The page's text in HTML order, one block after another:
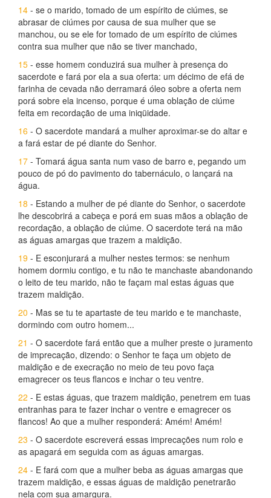
14 - se o marido, tomado de um espírito de ciúmes, se
abrasar de ciúmes por causa de sua mulher que se
manchou, ou se ele for tomado de um espírito de ciúmes
contra sua mulher que não se tiver manchado,
15 - esse homem conduzirá sua mulher à presença do
sacerdote e fará por ela a sua oferta: um décimo de efá de
farinha de cevada não derramará óleo sobre a oferta nem
porá sobre ela incenso, porque é uma oblação de ciúme
feita em recordação de uma iniqüidade.
16 - O sacerdote mandará a mulher aproximar-se do altar e
a fará estar de pé diante do Senhor.
17 - Tomará água santa num vaso de barro e, pegando um
pouco de pó do pavimento do tabernáculo, o lançará na
água.
18 - Estando a mulher de pé diante do Senhor, o sacerdote
lhe descobrirá a cabeça e porá em suas mãos a oblação de
recordação, a oblação de ciúme. O sacerdote terá na mão
as águas amargas que trazem a maldição.
19 - E esconjurará a mulher nestes termos: se nenhum
homem dormiu contigo, e tu não te manchaste abandonando
o leito de teu marido, não te façam mal estas águas que
trazem maldição.
20 - Mas se tu te apartaste de teu marido e te manchaste,
dormindo com outro homem...
21 - O sacerdote fará então que a mulher preste o juramento
de imprecação, dizendo: o Senhor te faça um objeto de
maldição e de execração no meio de teu povo faça
emagrecer os teus flancos e inchar o teu ventre.
22 - E estas águas, que trazem maldição, penetrem em tuas
entranhas para te fazer inchar o ventre e emagrecer os
flancos! Ao que a mulher responderá: Amém! Amém!
23 - O sacerdote escreverá essas imprecações num rolo e
as apagará em seguida com as águas amargas.
24 - E fará com que a mulher beba as águas amargas que
trazem maldição, e essas águas de maldição penetrarão
nela com sua amargura.